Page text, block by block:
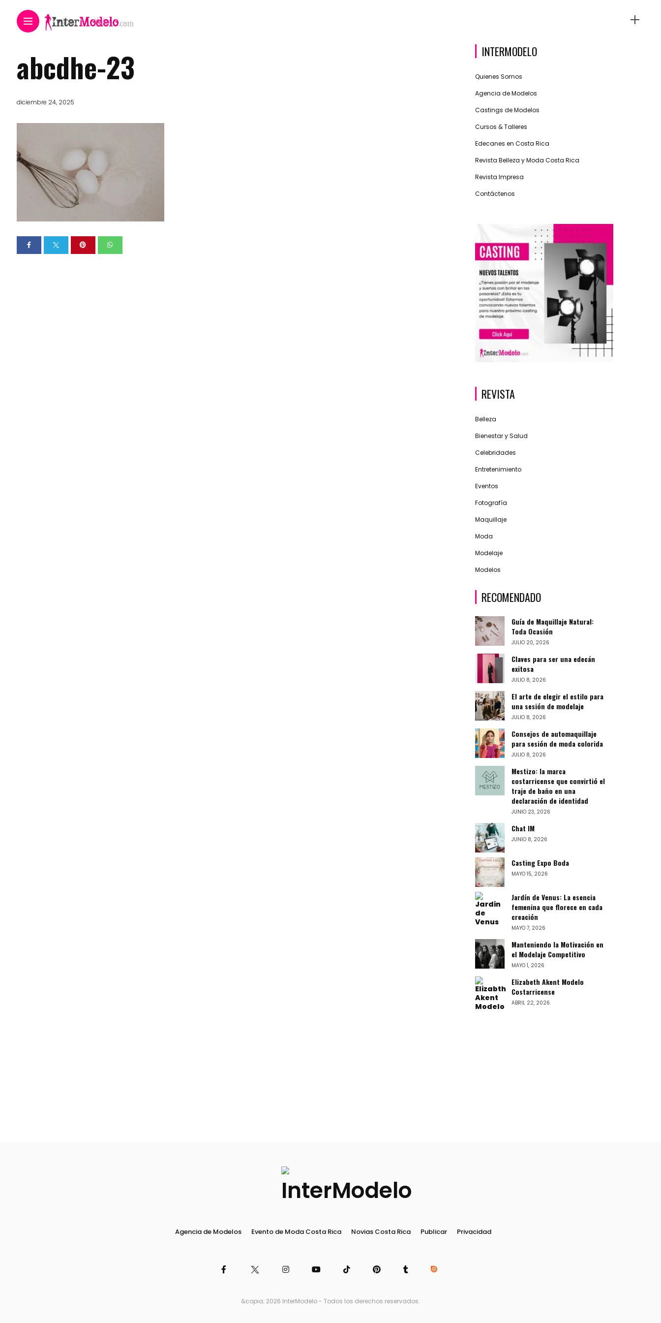
abcdhe-23
diciembre 24, 2025
INTERMODELO
Quienes Somos
Agencia de Modelos
Castings de Modelos
Cursos & Talleres
Edecanes en Costa Rica
Revista Belleza y Moda Costa Rica
Revista Impresa
Contáctenos
REVISTA
Belleza
Bienestar y Salud
Celebridades
Entretenimiento
Eventos
Fotografía
Maquillaje
Moda
Modelaje
Modelos
RECOMENDADO
Guía de Maquillaje Natural:
Toda Ocasión
JULIO 20, 2026
Claves para ser una edecán
exitosa
JULIO 8, 2026
El arte de elegir el estilo para
una sesión de modelaje
JULIO 8, 2026
Consejos de automaquillaje
para sesión de moda colorida
JULIO 8, 2026
Mestizo: la marca
costarricense que convirtió el
traje de baño en una
declaración de identidad
JUNIO 23, 2026
Chat IM
JUNIO 8, 2026
Casting Expo Boda
MAYO 15, 2026
Jardín de Venus: La esencia
femenina que florece en cada
creación
MAYO 7, 2026
Manteniendo la Motivación en
el Modelaje Competitivo
MAYO 1, 2026
Elizabeth Akent Modelo
Costarricense
ABRIL 22, 2026
Agencia de Modelos Evento de Moda Costa Rica Novias Costa Rica Publicar Privacidad
&copia; 2026 InterModelo - Todos los derechos reservados.